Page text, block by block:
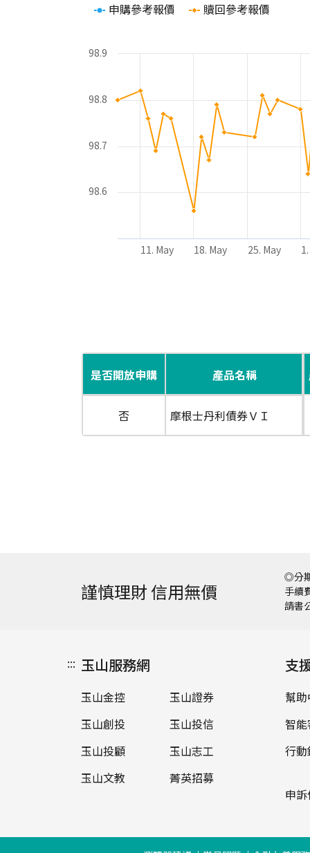
Line chart with 2 lines.
The chart has 2 Y axes displaying values and
申購參考報價 贖回參考報價
11. May 18. May 25. May
98.6
98.7
98.8
98.9
是否開放申購 產品名稱
否 摩根士丹利債券ＶＩ
謹慎理財 信用無價
◎分
手續
請書
::: 玉山服務網
玉山金控
玉山證券
玉山創投
玉山投信
玉山投顧
玉山志工
玉山文教
菁英招募
支
幫
智
行
申